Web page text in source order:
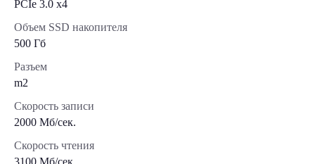
PCIe 3.0 x4
Объем SSD накопителя
500 Гб
Разъем
m2
Скорость записи
2000 Мб/сек.
Скорость чтения
3100 Мб/сек.